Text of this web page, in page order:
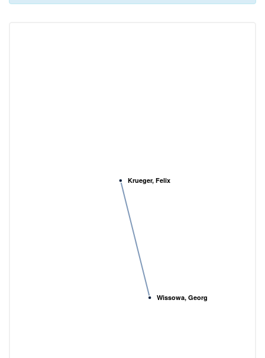
Wissowa, Georg
Krueger, Felix